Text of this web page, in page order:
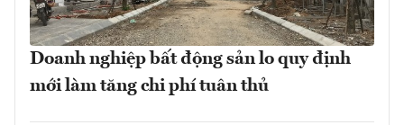
Doanh nghiệp bất động sản lo quy định
mới làm tăng chi phí tuân thủ